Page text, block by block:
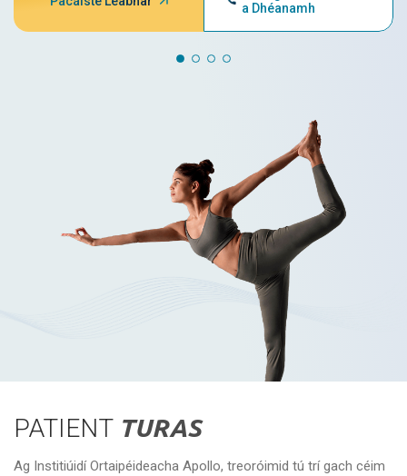
a Dhéanamh
PATIENT TURAS
Ag Institiúidí Ortaipéideacha Apollo, treoróimid tú trí gach céim